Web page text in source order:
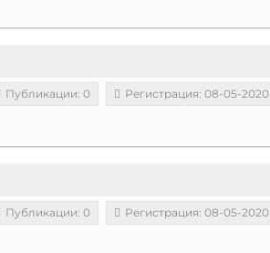
Публикации: 0 Регистрация: 08-05-2020
Публикации: 0 Регистрация: 08-05-2020